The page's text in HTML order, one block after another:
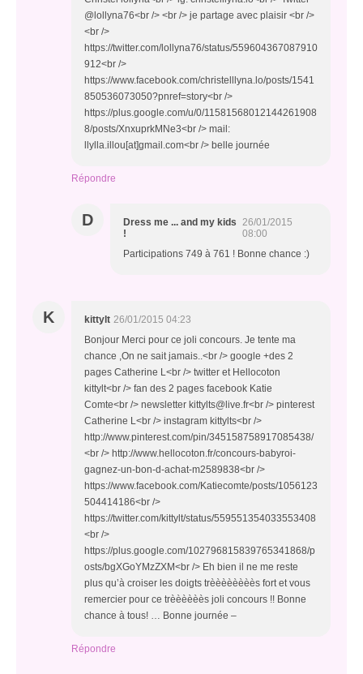
@lollyna76<br /> <br /> je partage avec plaisir <br />
<br />
https://twitter.com/lollyna76/status/559604367087910
912<br />
https://www.facebook.com/christelllyna.lo/posts/1541
850536073050?pnref=story<br />
https://plus.google.com/u/0/11581568012144261908
8/posts/XnxuprkMNe3<br /> mail:
llylla.illou[at]gmail.com<br /> belle journée
Répondre
D
Dress me ... and my kids
!
26/01/2015
08:00
Participations 749 à 761 ! Bonne chance :)
K kittylt 26/01/2015 04:23
Bonjour Merci pour ce joli concours. Je tente ma
chance ,On ne sait jamais..<br /> google +des 2
pages Catherine L<br /> twitter et Hellocoton
kittylt<br /> fan des 2 pages facebook Katie
Comte<br /> newsletter kittylts@live.fr<br /> pinterest
Catherine L<br /> instagram kittylts<br />
http://www.pinterest.com/pin/345158758917085438/
<br /> http://www.hellocoton.fr/concours-babyroi-
gagnez-un-bon-d-achat-m2589838<br />
https://www.facebook.com/Katiecomte/posts/1056123
504414186<br />
https://twitter.com/kittylt/status/559551354033553408
<br />
https://plus.google.com/102796815839765341868/p
osts/bgXGoYMzZXM<br /> Eh bien il ne me reste
plus qu’à croiser les doigts trèèèèèèèès fort et vous
remercier pour ce trèèèèèès joli concours !! Bonne
chance à tous! … Bonne journée –
Répondre